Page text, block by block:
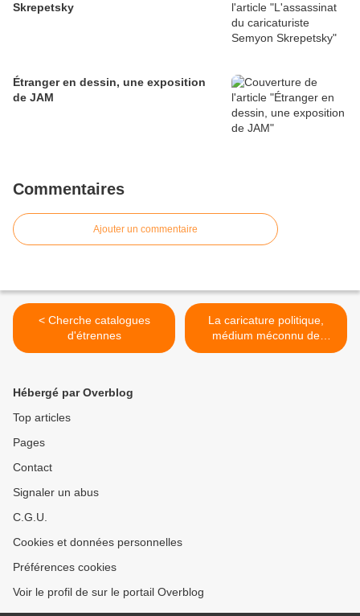
Skrepetsky
Étranger en dessin, une exposition
de JAM
Commentaires
Ajouter un commentaire
< Cherche catalogues
d'étrennes
La caricature politique,
médium méconnu de
l’année 1819 ? >
Hébergé par Overblog
Top articles
Pages
Contact
Signaler un abus
C.G.U.
Cookies et données personnelles
Préférences cookies
Voir le profil de sur le portail Overblog